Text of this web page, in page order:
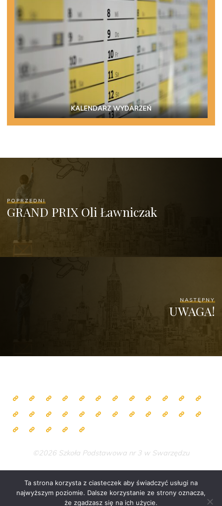
KALENDARZ WYDARZEŃ
POPRZEDNI
GRAND PRIX Oli Ławniczak
NASTĘPNY
UWAGA!
©2026 Szkoła Podstawowa nr 3 w Swarzędzu
Zasilane przezBravada& WordPress .
Ta strona korzysta z ciasteczek aby świadczyć usługi na
najwyższym poziomie. Dalsze korzystanie ze strony oznacza,
że zgadzasz się na ich użycie.